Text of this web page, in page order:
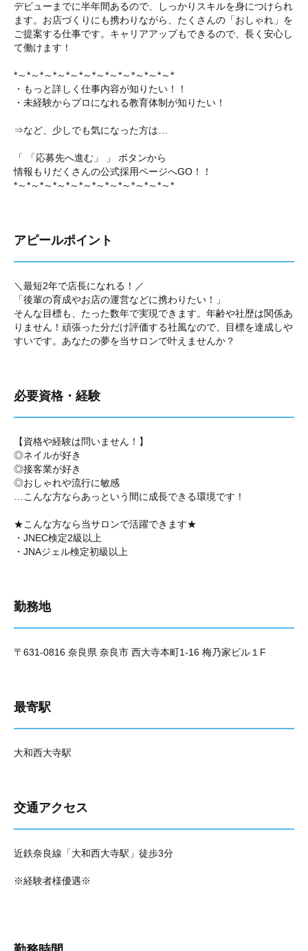
デビューまでに半年間あるので、しっかりスキルを身につけられ
ます。お店づくりにも携わりながら、たくさんの「おしゃれ」を
ご提案する仕事です。キャリアアップもできるので、長く安心し
て働けます！
*～*～*～*～*～*～*～*～*～*～*～*～*
・もっと詳しく仕事内容が知りたい！！
・未経験からプロになれる教育体制が知りたい！
⇒など、少しでも気になった方は…
「 「応募先へ進む」 」 ボタンから
情報もりだくさんの公式採用ページへGO！！
*～*～*～*～*～*～*～*～*～*～*～*～*
アピールポイント
＼最短2年で店長になれる！／
「後輩の育成やお店の運営などに携わりたい！」
そんな目標も、たった数年で実現できます。年齢や社歴は関係あ
りません！頑張った分だけ評価する社風なので、目標を達成しや
すいです。あなたの夢を当サロンで叶えませんか？
必要資格・経験
【資格や経験は問いません！】
◎ネイルが好き
◎接客業が好き
◎おしゃれや流行に敏感
…こんな方ならあっという間に成長できる環境です！
★こんな方なら当サロンで活躍できます★
・JNEC検定2級以上
・JNAジェル検定初級以上
勤務地
〒631-0816 奈良県 奈良市 西大寺本町1-16 梅乃家ビル１F
最寄駅
大和西大寺駅
交通アクセス
近鉄奈良線「大和西大寺駅」徒歩3分
※経験者様優遇※